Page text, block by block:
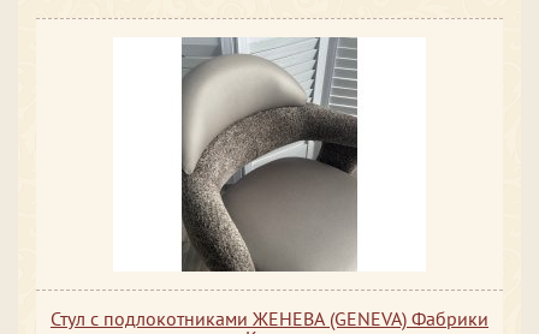
Стул с подлокотниками ЖЕНЕВА (GENEVA) Фабрики